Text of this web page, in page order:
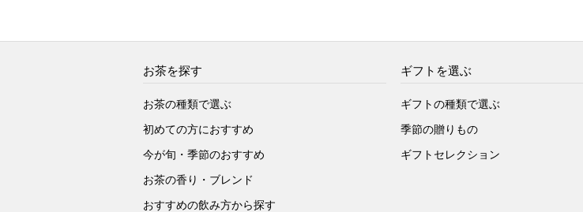
お茶を探す
お茶の種類で選ぶ
初めての方におすすめ
今が旬・季節のおすすめ
お茶の香り・ブレンド
おすすめの飲み方から探す
ギフトを選ぶ
ギフトの種類で選ぶ
季節の贈りもの
ギフトセレクション